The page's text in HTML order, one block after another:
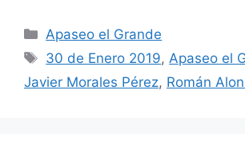
Categorías
Apaseo el Grande
Etiquetas
30 de Enero 2019,Apaseo el
Javier Morales Pérez, Román